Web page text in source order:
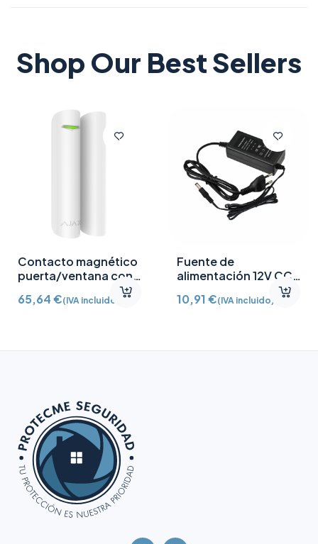
Shop Our Best Sellers
Contacto magnético
puerta/ventana con
Detector vibración e
inclinación AJ-
65,64€(IVA incluido)
Fuente de
alimentación 12V CC
10,91€(IVA incluido)